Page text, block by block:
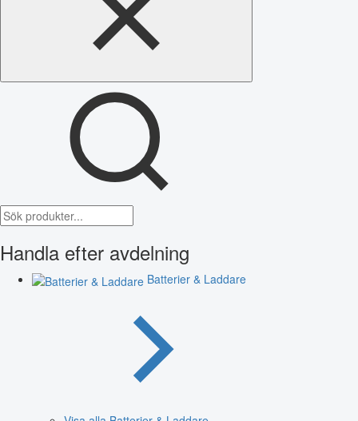
Handla efter avdelning
Batterier & Laddare